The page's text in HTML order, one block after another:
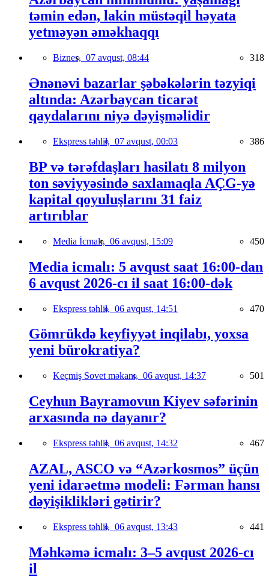
təmin edən, lakin müstəqil həyata
yetməyən əməkhaqqı
Biznes, 07 avqust, 08:44 318
Ənənəvi bazarlar şəbəkələrin təzyiqi
altında: Azərbaycan ticarət
qaydalarını niyə dəyişməlidir
Ekspress təhlil, 07 avqust, 00:03 386
BP və tərəfdaşları hasilatı 8 milyon
ton səviyyəsində saxlamaqla AÇG-yə
kapital qoyuluşlarını 31 faiz
artırıblar
Media İcmalı, 06 avqust, 15:09 450
Media icmalı: 5 avqust saat 16:00-dan
6 avqust 2026-cı il saat 16:00-dək
Ekspress təhlil, 06 avqust, 14:51 470
Gömrükdə keyfiyyət inqilabı, yoxsa
yeni bürokratiya?
Keçmiş Sovet məkanı, 06 avqust, 14:37 501
Ceyhun Bayramovun Kiyev səfərinin
arxasında nə dayanır?
Ekspress təhlil, 06 avqust, 14:32 467
AZAL, ASCO və “Azərkosmos” üçün
yeni idarəetmə modeli: Fərman hansı
dəyişiklikləri gətirir?
Ekspress təhlil, 06 avqust, 13:43 441
Məhkəmə icmalı: 3–5 avqust 2026-cı
il